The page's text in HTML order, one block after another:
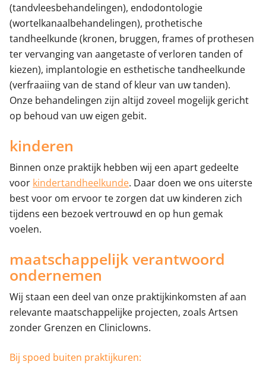
(tandvleesbehandelingen), endodontologie
(wortelkanaalbehandelingen), prothetische
tandheelkunde (kronen, bruggen, frames of prothesen
ter vervanging van aangetaste of verloren tanden of
kiezen), implantologie en esthetische tandheelkunde
(verfraaiing van de stand of kleur van uw tanden).
Onze behandelingen zijn altijd zoveel mogelijk gericht
op behoud van uw eigen gebit.
kinderen
Binnen onze praktijk hebben wij een apart gedeelte
voor kindertandheelkunde. Daar doen we ons uiterste
best voor om ervoor te zorgen dat uw kinderen zich
tijdens een bezoek vertrouwd en op hun gemak
voelen.
maatschappelijk verantwoord
ondernemen
Wij staan een deel van onze praktijkinkomsten af aan
relevante maatschappelijke projecten, zoals Artsen
zonder Grenzen en Cliniclowns.
Bij spoed buiten praktijkuren: